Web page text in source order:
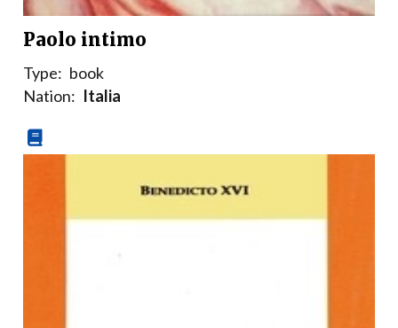
Paolo intimo
Type: book
Nation: Italia